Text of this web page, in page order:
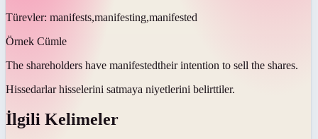
Türevler: manifests,manifesting,manifested
Örnek Cümle
The shareholders have manifestedtheir intention to sell the shares.
Hissedarlar hisselerini satmaya niyetlerini belirttiler.
İlgili Kelimeler